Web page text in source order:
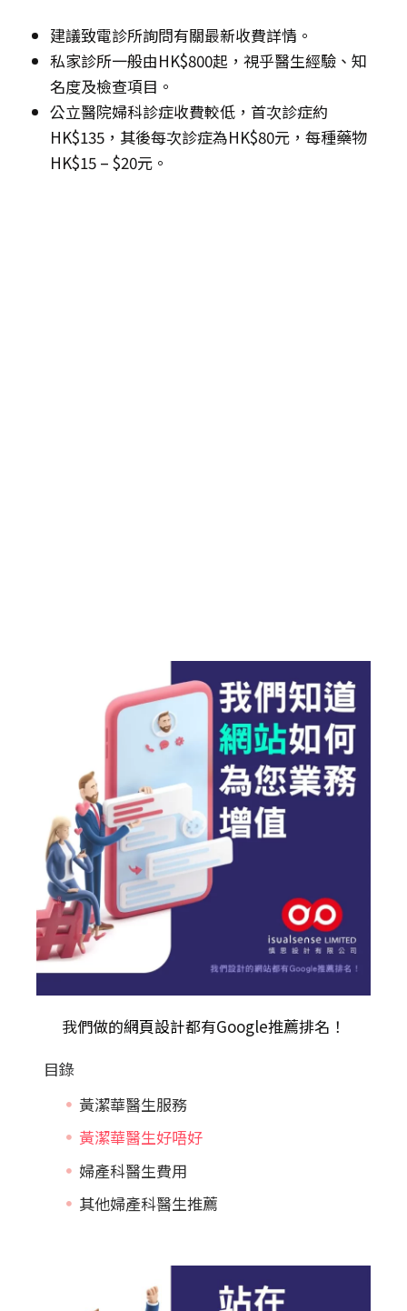
建議致電診所詢問有關最新收費詳情。
私家診所一般由HK$800起，視乎醫生經驗、知
名度及檢查項目。
公立醫院婦科診症收費較低，首次診症約
HK$135，其後每次診症為HK$80元，每種藥物
HK$15 – $20元。
我們做的網頁設計都有Google推薦排名！
目錄
黃潔華醫生服務
黃潔華醫生好唔好
婦產科醫生費用
其他婦產科醫生推薦